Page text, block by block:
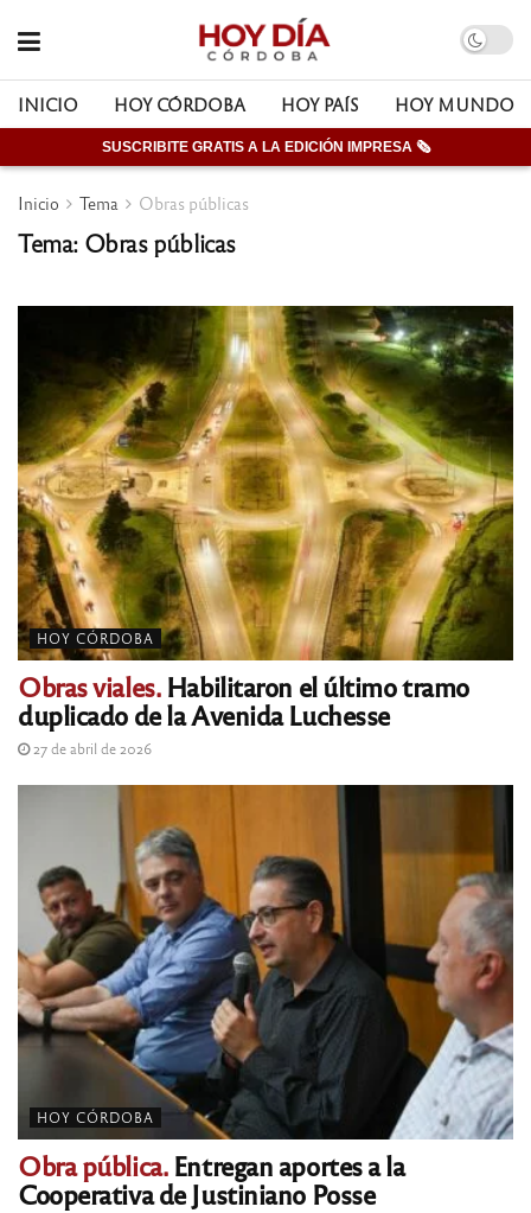
INICIO HOY CÓRDOBA HOY PAÍS HOY MUNDO
SUSCRIBITE GRATIS A LA EDICIÓN IMPRESA 🗞
Inicio Tema Obras públicas
Tema: Obras públicas
HOY CÓRDOBA
Obras viales.Habilitaron el último tramo
duplicado de la Avenida Luchesse
27 de abril de 2026
HOY CÓRDOBA
Obra pública.Entregan aportes a la
Cooperativa de Justiniano Posse